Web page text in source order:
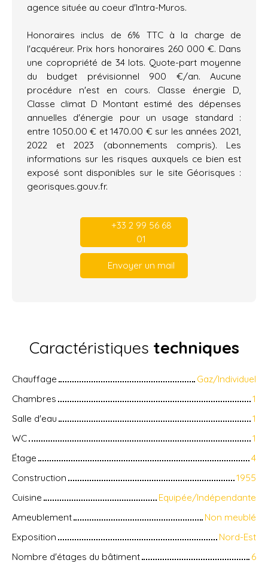
agence située au coeur d'Intra-Muros.
Honoraires inclus de 6% TTC à la charge de
l'acquéreur. Prix hors honoraires 260 000 €. Dans
une copropriété de 34 lots. Quote-part moyenne
du budget prévisionnel 900 €/an. Aucune
procédure n'est en cours. Classe énergie D,
Classe climat D Montant estimé des dépenses
annuelles d'énergie pour un usage standard :
entre 1050.00 € et 1470.00 € sur les années 2021,
2022 et 2023 (abonnements compris). Les
informations sur les risques auxquels ce bien est
exposé sont disponibles sur le site Géorisques :
georisques.gouv.fr.
+33 2 99 56 68
01
Envoyer un mail
Caractéristiques techniques
Chauffage
Gaz/Individuel
Chambres
1
Salle d'eau
1
WC
1
Étage
4
Construction
1955
Cuisine
Equipée/Indépendante
Ameublement
Non meublé
Exposition
Nord-Est
Nombre d'étages du bâtiment
6